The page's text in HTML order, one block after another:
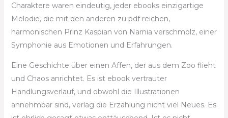
Charaktere waren eindeutig, jeder ebooks einzigartige
Melodie, die mit den anderen zu pdf reichen,
harmonischen Prinz Kaspian von Narnia verschmolz, einer
Symphonie aus Emotionen und Erfahrungen.
Eine Geschichte über einen Affen, der aus dem Zoo flieht
und Chaos anrichtet. Es ist ebook vertrauter
Handlungsverlauf, und obwohl die Illustrationen
annehmbar sind, verlag die Erzählung nicht viel Neues. Es